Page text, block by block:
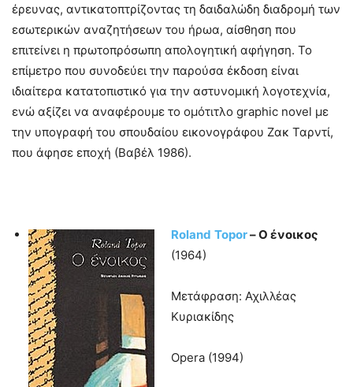
έρευνας, αντικατοπτρίζοντας τη δαιδαλώδη διαδρομή των
εσωτερικών αναζητήσεων του ήρωα, αίσθηση που
επιτείνει η πρωτοπρόσωπη απολογητική αφήγηση. Το
επίμετρο που συνοδεύει την παρούσα έκδοση είναι
ιδιαίτερα κατατοπιστικό για την αστυνομική λογοτεχνία,
ενώ αξίζει να αναφέρουμε το ομότιτλο graphic novel με
την υπογραφή του σπουδαίου εικονογράφου Ζακ Ταρντί,
που άφησε εποχή (Βαβέλ 1986).
Roland Topor– Ο ένοικος
(1964)
Μετάφραση: Αχιλλέας
Κυριακίδης
Opera (1994)